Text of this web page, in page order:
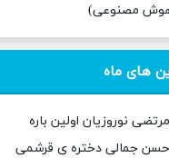
مصنوعی)
های ماه
نوروزیان اولین باره
حسن جمالی دختره ی قرشمی